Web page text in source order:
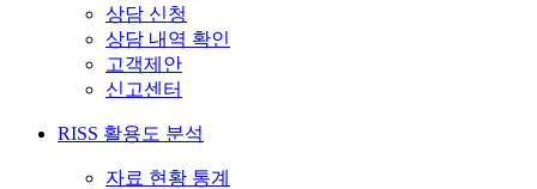
상담 신청
상담 내역 확인
고객제안
신고센터
RISS 활용도 분석
자료 현황 통계